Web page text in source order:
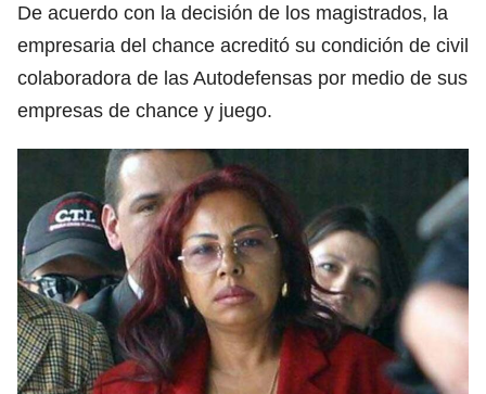
De acuerdo con la decisión de los magistrados, la
empresaria del chance acreditó su condición de civil
colaboradora de las Autodefensas por medio de sus
empresas de chance y juego.